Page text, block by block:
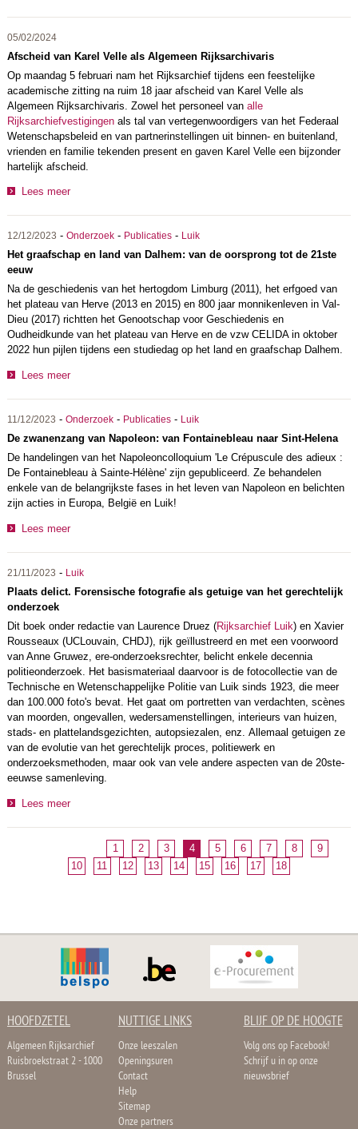
05/02/2024
Afscheid van Karel Velle als Algemeen Rijksarchivaris
Op maandag 5 februari nam het Rijksarchief tijdens een feestelijke
academische zitting na ruim 18 jaar afscheid van Karel Velle als
Algemeen Rijksarchivaris. Zowel het personeel van alle
Rijksarchiefvestigingenals tal van vertegenwoordigers van het Federaal
Wetenschapsbeleid en van partnerinstellingen uit binnen- en buitenland,
vrienden en familie tekenden present en gaven Karel Velle een bijzonder
hartelijk afscheid.
Lees meer
12/12/2023 - Onderzoek- Publicaties- Luik
Het graafschap en land van Dalhem: van de oorsprong tot de 21ste
eeuw
Na de geschiedenis van het hertogdom Limburg (2011), het erfgoed van
het plateau van Herve (2013 en 2015) en 800 jaar monnikenleven in Val-
Dieu (2017) richtten het Genootschap voor Geschiedenis en
Oudheidkunde van het plateau van Herve en de vzw CELIDA in oktober
2022 hun pijlen tijdens een studiedag op het land en graafschap Dalhem.
Lees meer
11/12/2023 - Onderzoek- Publicaties- Luik
De zwanenzang van Napoleon: van Fontainebleau naar Sint-Helena
De handelingen van het Napoleoncolloquium 'Le Crépuscule des adieux :
De Fontainebleau à Sainte-Hélène' zijn gepubliceerd. Ze behandelen
enkele van de belangrijkste fases in het leven van Napoleon en belichten
zijn acties in Europa, België en Luik!
Lees meer
21/11/2023 - Luik
Plaats delict. Forensische fotografie als getuige van het gerechtelijk
onderzoek
Dit boek onder redactie van Laurence Druez (Rijksarchief Luik) en Xavier
Rousseaux (UCLouvain, CHDJ), rijk geïllustreerd en met een voorwoord
van Anne Gruwez, ere-onderzoeksrechter, belicht enkele decennia
politieonderzoek. Het basismateriaal daarvoor is de fotocollectie van de
Technische en Wetenschappelijke Politie van Luik sinds 1923, die meer
dan 100.000 foto's bevat. Het gaat om portretten van verdachten, scènes
van moorden, ongevallen, wedersamenstellingen, interieurs van huizen,
stads- en plattelandsgezichten, autopsiezalen, enz. Allemaal getuigen ze
van de evolutie van het gerechtelijk proces, politiewerk en
onderzoeksmethoden, maar ook van vele andere aspecten van de 20ste-
eeuwse samenleving.
Lees meer
1 2 3 4 5 6 7 8
9
10
11 12 13 14 15 16 17 18
HOOFDZETEL
Algemeen Rijksarchief
Ruisbroekstraat 2 - 1000
Brussel
NUTTIGE LINKS
Onze leeszalen
Openingsuren
Contact
Help
Sitemap
Onze partners
BLIJF OP DE HOOGTE
Volg ons op Facebook!
Schrijf u in op onze
nieuwsbrief